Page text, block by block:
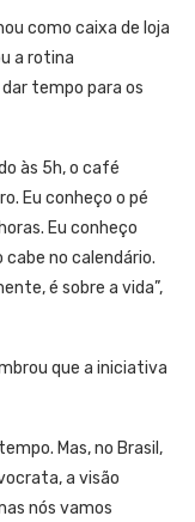
como caixa de loja
a rotina
tempo para os
às 5h, o café
Eu conheço o pé
Eu conheço
cabe no calendário.
é sobre a vida”,
que a iniciativa
Mas, no Brasil,
a visão
nós vamos